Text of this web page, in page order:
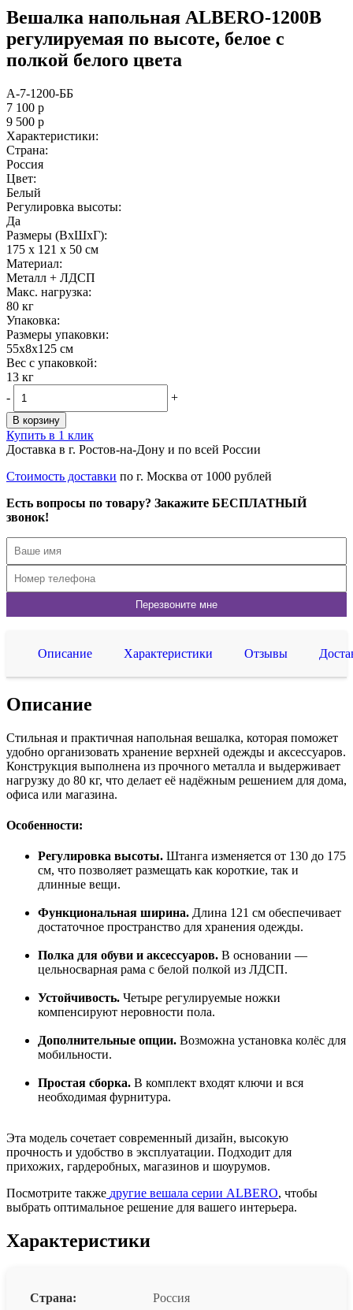
Вешалка напольная ALBERO-1200B
регулируемая по высоте, белое с
полкой белого цвета
А-7-1200-ББ
7 100 р
9 500 р
Характеристики:
Страна:
Россия
Цвет:
Белый
Регулировка высоты:
Да
Размеры (ВxШxГ):
175 x 121 x 50 см
Материал:
Металл + ЛДСП
Maкс. нагрузка:
80 кг
Упаковка:
Размеры упаковки:
55x8x125 см
Вес с упаковкой:
13 кг
-
+
В корзину
Купить в 1 клик
Доставка в г. Ростов-на-Дону и по всей России
Стоимость доставки по г. Москва от 1000 рублей
Есть вопросы по товару? Закажите БЕСПЛАТНЫЙ
звонок!
Описание Характеристики Отзывы
Описание
Стильная и практичная напольная вешалка, которая поможет
удобно организовать хранение верхней одежды и аксессуаров.
Конструкция выполнена из прочного металла и выдерживает
нагрузку до 80 кг, что делает её надёжным решением для дома,
офиса или магазина.
Особенности:
Регулировка высоты. Штанга изменяется от 130 до 175
см, что позволяет размещать как короткие, так и
длинные вещи.
Функциональная ширина. Длина 121 см обеспечивает
достаточное пространство для хранения одежды.
Полка для обуви и аксессуаров. В основании —
цельносварная рама с белой полкой из ЛДСП.
Устойчивость. Четыре регулируемые ножки
компенсируют неровности пола.
Дополнительные опции. Возможна установка колёс для
мобильности.
Простая сборка. В комплект входят ключи и вся
необходимая фурнитура.
Эта модель сочетает современный дизайн, высокую
прочность и удобство в эксплуатации. Подходит для
прихожих, гардеробных, магазинов и шоурумов.
Посмотрите также другие вешала серии ALBERO, чтобы
выбрать оптимальное решение для вашего интерьера.
Характеристики
Страна: Россия